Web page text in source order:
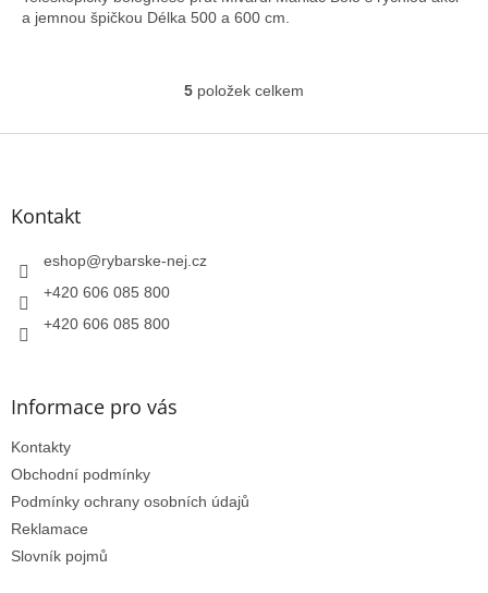
a jemnou špičkou Délka 500 a 600 cm.
O
l
5 položek celkem
Z
Kontakt
eshop@rybarske-nej.cz
+420 606 085 800
+420 606 085 800
Informace pro vás
Kontakty
Obchodní podmínky
Podmínky ochrany osobních údajů
Reklamace
Slovník pojmů